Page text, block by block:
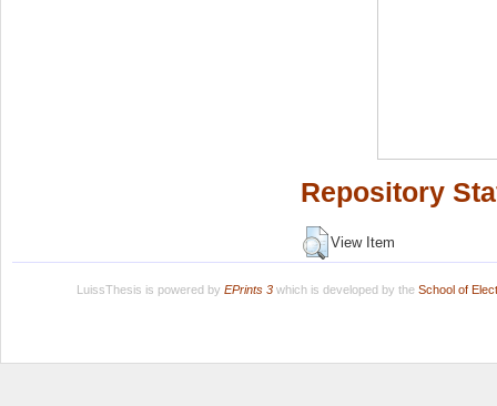
Repository
View Item
LuissThesis is powered by EPrints 3which is developed by the School of